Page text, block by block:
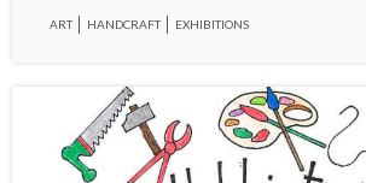
ART HANDCRAFT EXHIBITIONS